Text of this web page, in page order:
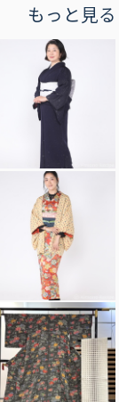
もっと見る